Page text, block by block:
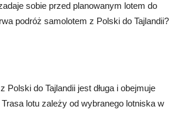
sobie przed planowanym lotem do
podróż samolotem z Polski do Tajlandii?
Polski do Tajlandii jest długa i obejmuje
lotu zależy od wybranego lotniska w